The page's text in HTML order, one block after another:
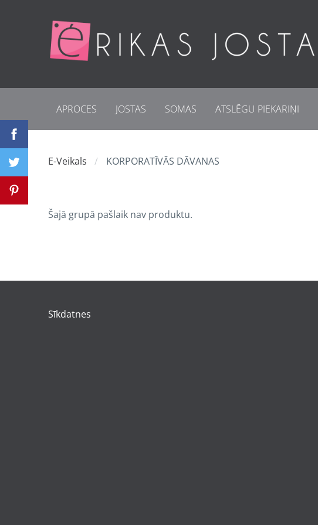
APROCES JOSTAS SOMAS ATSLĒGU PIEKARIŅI
E-Veikals KORPORATĪVĀS DĀVANAS
Šajā grupā pašlaik nav produktu.
Sīkdatnes